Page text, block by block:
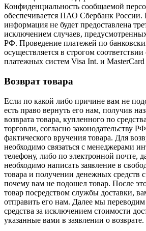
Конфиденциальность сообщаемой
обеспечивается ПАО Сбербанк России.
информация не будет предоставлена
исключением случаев,
РФ. Проведение платежей по
осуществляется в строгом
платежных систем Visa Int. и MasterCard
Возврат товара
Если по какой либо причине вам не
есть право вернуть его нам, получив
возврата товара, купленного по
торговли, согласно законодательству
фактического вручения товара. Для
необходимо связаться с менеджерами
телефону, либо по электронной почте,
необходимо написать заявление в
товара и получении денежных средств
почему вам не подошел товар. После
товар посредством службы доставки,
отправить его нам. Далее мы
средства за исключением стоимости
указанные вами в заявлении о возврате.